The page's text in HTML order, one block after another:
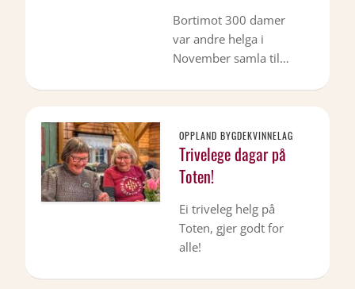
Bortimot 300 damer
var andre helga i
November samla til…
OPPLAND BYGDEKVINNELAG
Trivelege dagar på
Toten!
Ei triveleg helg på
Toten, gjer godt for
alle!